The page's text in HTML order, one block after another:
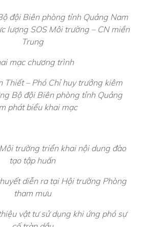
đội Biên phòng tỉnh Quảng Nam
lượng SOS Môi trường – CN miền
Trung
mạc chương trình
Thiết – Phó Chỉ huy trưởng kiêm
Bộ đội Biên phòng tỉnh Quảng
phát biểu khai mạc
trường triển khai nội dung đào
tạo tập huấn
diễn ra tại Hội trường Phòng
tham mưu
vật tư sử dụng khi ứng phó sự